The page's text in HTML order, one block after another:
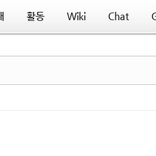
활동 Wiki Chat